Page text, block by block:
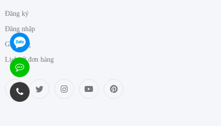
Đăng ký
Đăng nhập
Giỏ hàng
Lịch sử đơn hàng